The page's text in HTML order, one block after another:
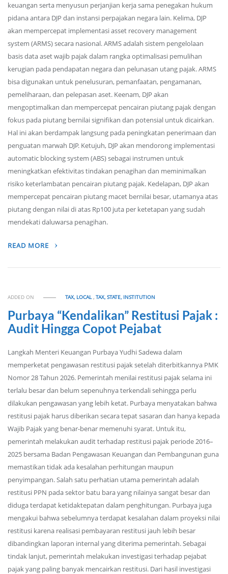
keuangan serta menyusun perjanjian kerja sama penegakan hukum
pidana antara DJP dan instansi perpajakan negara lain. Kelima, DJP
akan mempercepat implementasi asset recovery management
system (ARMS) secara nasional. ARMS adalah sistem pengelolaan
basis data aset wajib pajak dalam rangka optimalisasi pemulihan
kerugian pada pendapatan negara dan pelunasan utang pajak. ARMS
bisa digunakan untuk penelusuran, pemanfaatan, pengamanan,
pemeliharaan, dan pelepasan aset. Keenam, DJP akan
mengoptimalkan dan mempercepat pencairan piutang pajak dengan
fokus pada piutang bernilai signifikan dan potensial untuk dicairkan.
Hal ini akan berdampak langsung pada peningkatan penerimaan dan
penguatan marwah DJP. Ketujuh, DJP akan mendorong implementasi
automatic blocking system (ABS) sebagai instrumen untuk
meningkatkan efektivitas tindakan penagihan dan meminimalkan
risiko keterlambatan pencairan piutang pajak. Kedelapan, DJP akan
mempercepat pencairan piutang macet bernilai besar, utamanya atas
piutang dengan nilai di atas Rp100 juta per ketetapan yang sudah
mendekati daluwarsa penagihan.
READ MORE
ADDED ON TAX, LOCAL,TAX, STATE, INSTITUTION
Purbaya “Kendalikan” Restitusi Pajak :
Audit Hingga Copot Pejabat
Langkah Menteri Keuangan Purbaya Yudhi Sadewa dalam
memperketat pengawasan restitusi pajak setelah diterbitkannya PMK
Nomor 28 Tahun 2026. Pemerintah menilai restitusi pajak selama ini
terlalu besar dan belum sepenuhnya terkendali sehingga perlu
dilakukan pengawasan yang lebih ketat. Purbaya menyatakan bahwa
restitusi pajak harus diberikan secara tepat sasaran dan hanya kepada
Wajib Pajak yang benar-benar memenuhi syarat. Untuk itu,
pemerintah melakukan audit terhadap restitusi pajak periode 2016–
2025 bersama Badan Pengawasan Keuangan dan Pembangunan guna
memastikan tidak ada kesalahan perhitungan maupun
penyimpangan. Salah satu perhatian utama pemerintah adalah
restitusi PPN pada sektor batu bara yang nilainya sangat besar dan
diduga terdapat ketidaktepatan dalam penghitungan. Purbaya juga
mengakui bahwa sebelumnya terdapat kesalahan dalam proyeksi nilai
restitusi karena realisasi pembayaran restitusi jauh lebih besar
dibandingkan laporan internal yang diterima pemerintah. Sebagai
tindak lanjut, pemerintah melakukan investigasi terhadap pejabat
pajak yang paling banyak mencairkan restitusi. Dari hasil investigasi